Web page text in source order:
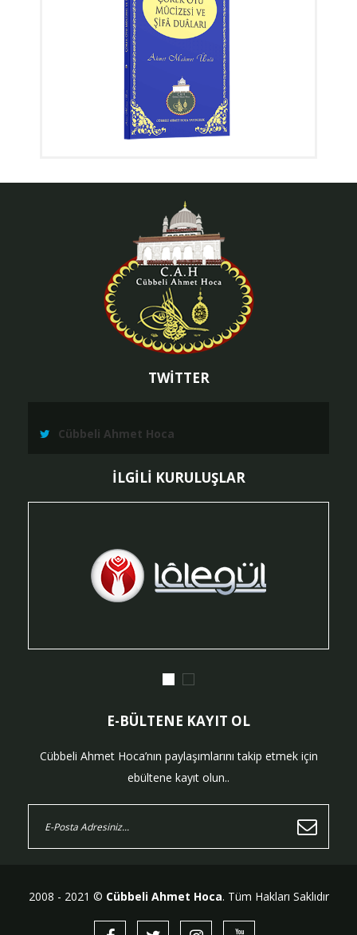
TWİTTER
Cübbeli Ahmet Hoca
İLGİLİ KURULUŞLAR
E-BÜLTENE KAYIT OL
Cübbeli Ahmet Hoca’nın paylaşımlarını takip etmek için
ebültene kayıt olun..
2008 - 2021 © Cübbeli Ahmet Hoca. Tüm Hakları Saklıdır